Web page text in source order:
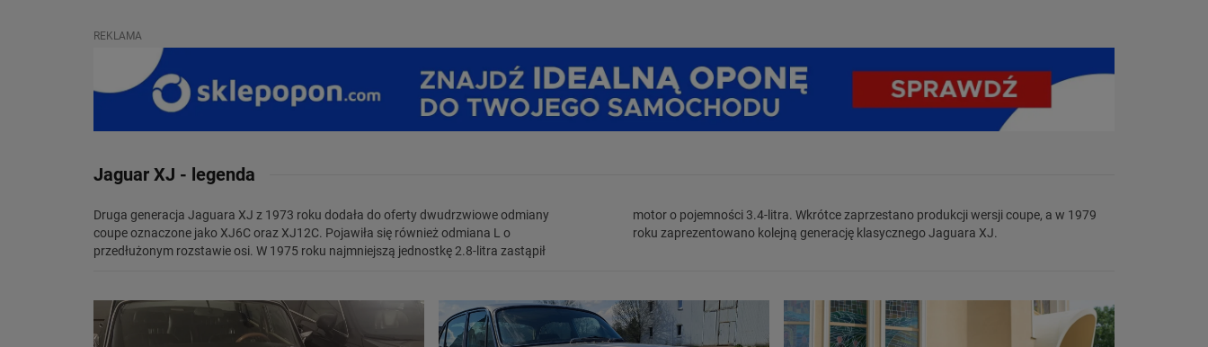
REKLAMA
Jaguar XJ - legenda
Druga generacja Jaguara XJ z 1973 roku dodała do oferty dwudrzwiowe odmiany
coupe oznaczone jako XJ6C oraz XJ12C. Pojawiła się również odmiana L o
przedłużonym rozstawie osi. W 1975 roku najmniejszą jednostkę 2.8-litra zastąpił
motor o pojemności 3.4-litra. Wkrótce zaprzestano produkcji wersji coupe, a w 1979
roku zaprezentowano kolejną generację klasycznego Jaguara XJ.